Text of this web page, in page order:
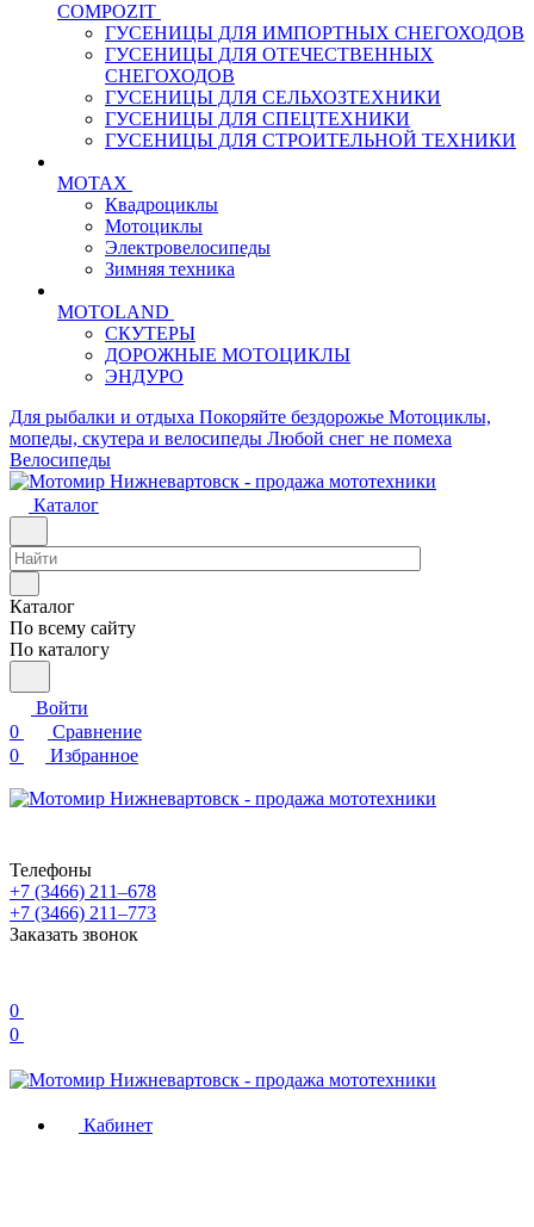
COMPOZIT
ГУСЕНИЦЫ ДЛЯ ИМПОРТНЫХ СНЕГОХОДОВ
ГУСЕНИЦЫ ДЛЯ ОТЕЧЕСТВЕННЫХ
СНЕГОХОДОВ
ГУСЕНИЦЫ ДЛЯ СЕЛЬХОЗТЕХНИКИ
ГУСЕНИЦЫ ДЛЯ СПЕЦТЕХНИКИ
ГУСЕНИЦЫ ДЛЯ СТРОИТЕЛЬНОЙ ТЕХНИКИ
MOTAX
Квадроциклы
Мотоциклы
Электровелосипеды
Зимняя техника
MOTOLAND
СКУТЕРЫ
ДОРОЖНЫЕ МОТОЦИКЛЫ
ЭНДУРО
Для рыбалки и отдыха Покоряйте бездорожье Мотоциклы,
мопеды, скутера и велосипеды Любой снег не помеха
Велосипеды
Каталог
Каталог
По всему сайту
По каталогу
Войти
0
Сравнение
0
Избранное
Телефоны
+7 (3466) 211‒678
+7 (3466) 211‒773
Заказать звонок
0
0
Кабинет